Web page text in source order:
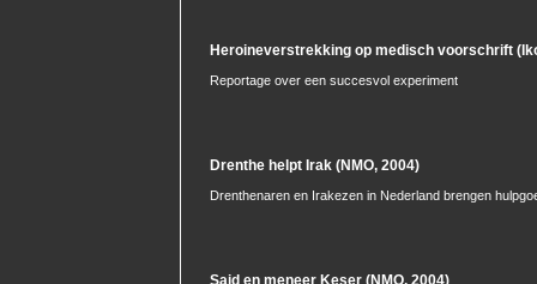
Heroineverstrekking op medisch voorschrift
Reportage over een succesvol experiment
Drenthe helpt Irak (NMO, 2004)
Drenthenaren en Irakezen in Nederland brengen
Said en meneer Keser (NMO, 2004)